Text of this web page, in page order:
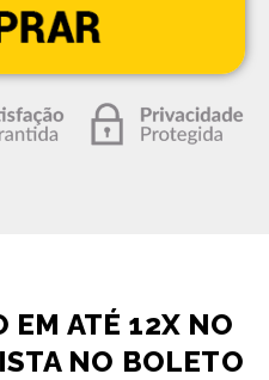
EM ATÉ 12X NO
NO BOLETO